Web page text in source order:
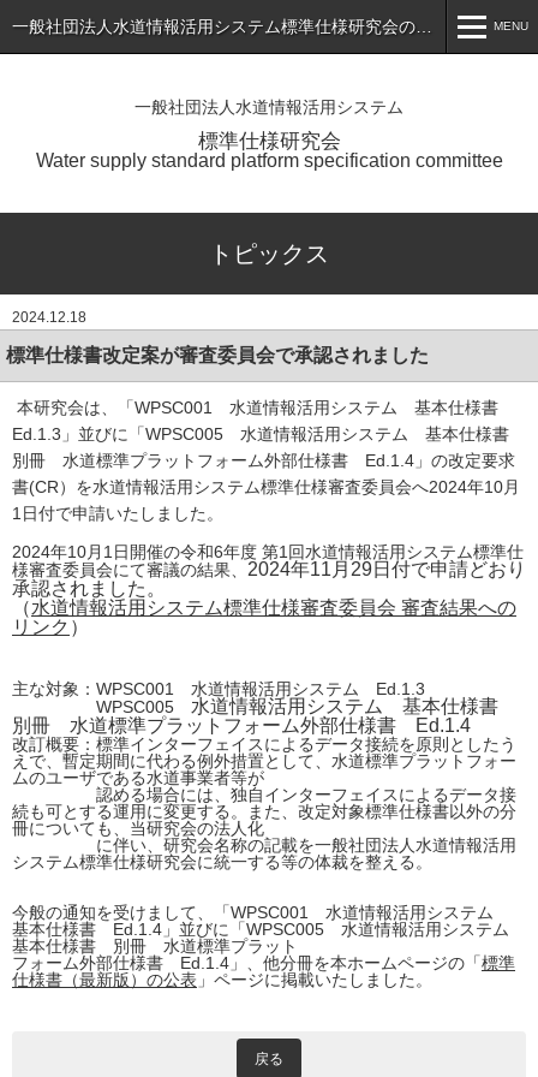
一般社団法人水道情報活用システム
標準仕様研究会
Water supply standard platform specification committee
MENU
入会のご案内
研究会について
お問い合わせ
アプリケーションサービス・製品一覧
トピックス
2024.12.18
標準仕様書改定案が審査委員会で承認されました
本研究会は、「WPSC001 水道情報活用システム 基本仕様書
Ed.1.3」並びに「WPSC005 水道情報活用システム 基本仕様書
別冊 水道標準プラットフォーム外部仕様書 Ed.1.4」の改定要求
書(CR）を水道情報活用システム標準仕様審査委員会へ2024年10月
1日付で申請いたしました。
2024年10月1日開催の令和6年度 第1回水道情報活用システム標準仕
様審査委員会にて審議の結果、 2024年11月29日付で申請どおり
承認されました。
（水道情報活用システム標準仕様審査委員会 審査結果への
リンク ）
主な対象：WPSC001 水道情報活用システム Ed.1.3
WPSC005 水道情報活用システム 基本仕様書
別冊 水道標準プラットフォーム外部仕様書 Ed.1.4
改訂概要：標準インターフェイスによるデータ接続を原則としたう
えで、暫定期間に代わる例外措置として、水道標準プラットフォー
ムのユーザである水道事業者等が
認める場合には、独自インターフェイスによるデータ接
続も可とする運用に変更する。また、改定対象標準仕様書以外の分
冊についても、当研究会の法人化
に伴い、研究会名称の記載を一般社団法人水道情報活用
システム標準仕様研究会に統一する等の体裁を整える。
今般の通知を受けまして、「WPSC001 水道情報活用システム
基本仕様書 Ed.1.4」並びに「WPSC005 水道情報活用システム
基本仕様書 別冊 水道標準プラット
フォーム外部仕様書 Ed.1.4」、他分冊を本ホームページの「標準
仕様書（最新版）の公表 」ページに掲載いたしました。
戻る